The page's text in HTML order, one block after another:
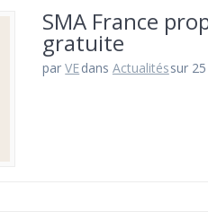
SMA France
gratuite
parVEdans Actualitéssur